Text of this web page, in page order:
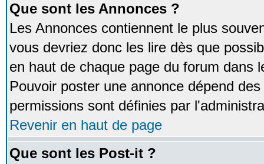
Que sont les Annonces ?
Les Annonces contiennent le plus
vous devriez donc les lire dès que
en haut de chaque page du forum dans
Pouvoir poster une annonce dépend
permissions sont définies par
Revenir en haut de page
Que sont les Post-it ?